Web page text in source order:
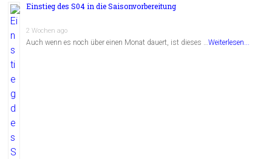
Einstieg des S04 in die Saisonvorbereitung
2 Wochen ago
Auch wenn es noch über einen Monat dauert, ist dieses …Weiterlesen...